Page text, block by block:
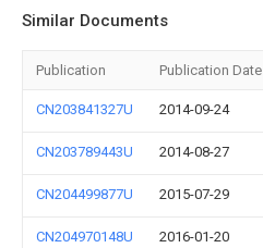
Similar Documents
Publication Publication Date
CN203841327U 2014-09-24
CN203789443U 2014-08-27
CN204499877U 2015-07-29
CN204970148U 2016-01-20